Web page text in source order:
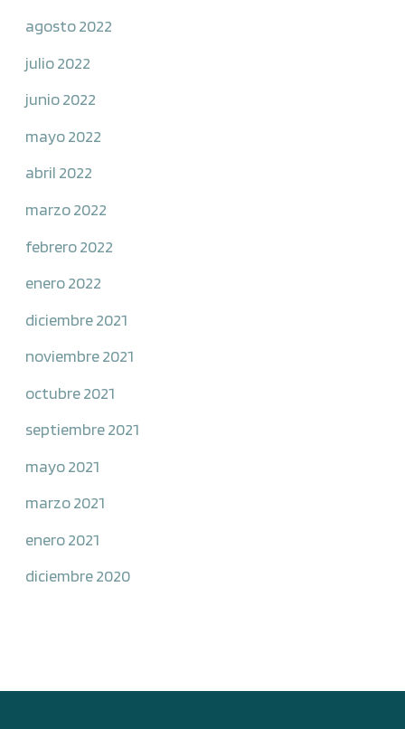
agosto 2022
julio 2022
junio 2022
mayo 2022
abril 2022
marzo 2022
febrero 2022
enero 2022
diciembre 2021
noviembre 2021
octubre 2021
septiembre 2021
mayo 2021
marzo 2021
enero 2021
diciembre 2020